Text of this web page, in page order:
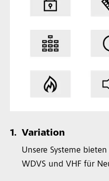
1. Variation
Unsere Systeme
WDVS und VHF für